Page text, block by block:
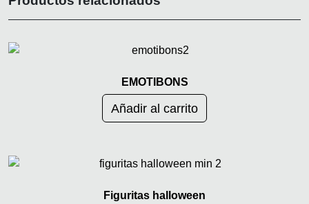
EMOTIBONS
Añadir al carrito
Figuritas halloween